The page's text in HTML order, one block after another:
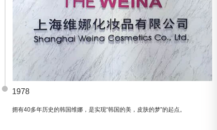
1978
拥有40多年历史的韩国维娜，是实现“韩国的美，皮肤的梦”的起点。